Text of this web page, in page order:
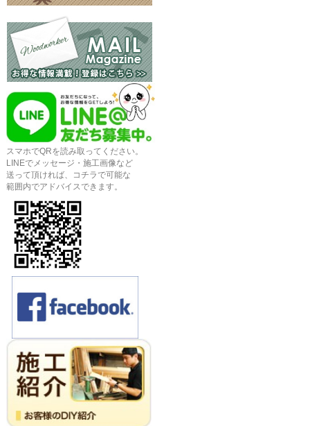
スマホでQRを読み取ってください。
LINEでメッセージ・施工画像など
送って頂ければ、コチラで可能な
範囲内でアドバイスできます。